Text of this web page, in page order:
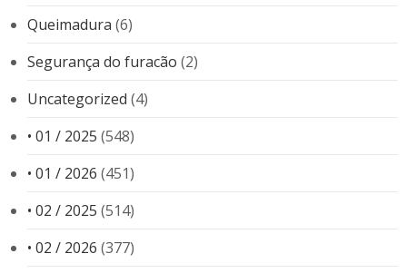
Queimadura (6)
Segurança do furacão (2)
Uncategorized (4)
• 01 / 2025 (548)
• 01 / 2026 (451)
• 02 / 2025 (514)
• 02 / 2026 (377)